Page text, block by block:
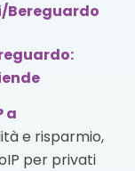
a
e risparmio,
per privati